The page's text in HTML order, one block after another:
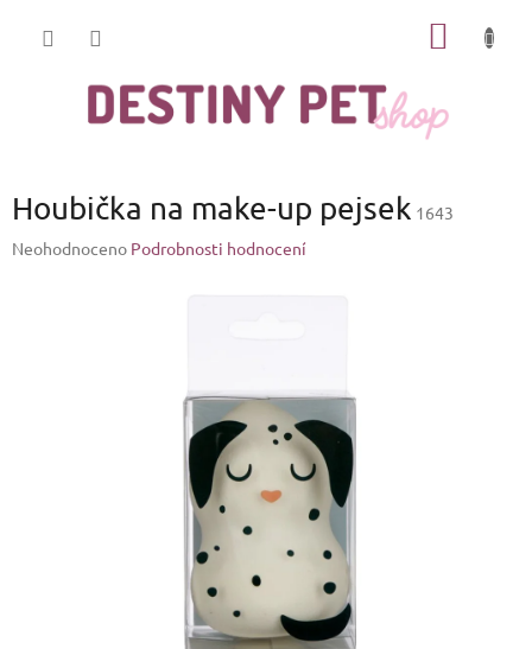
Houbička na make-up pejsek 1643
Průměrné
Neohodnoceno Podrobnosti hodnocení